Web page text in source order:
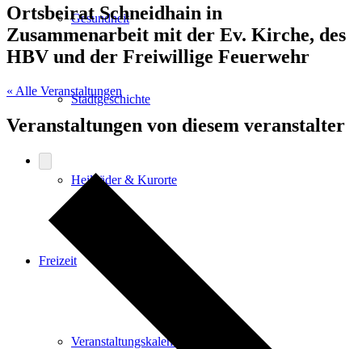
Gesundheit
Stadtgeschichte
Heilbäder & Kurorte
Freizeit
Veranstaltungskalender
Ortsbeirat Schneidhain in
Zusammenarbeit mit der Ev. Kirche, des
HBV und der Freiwillige Feuerwehr
« Alle Veranstaltungen
Veranstaltungen von diesem veranstalter